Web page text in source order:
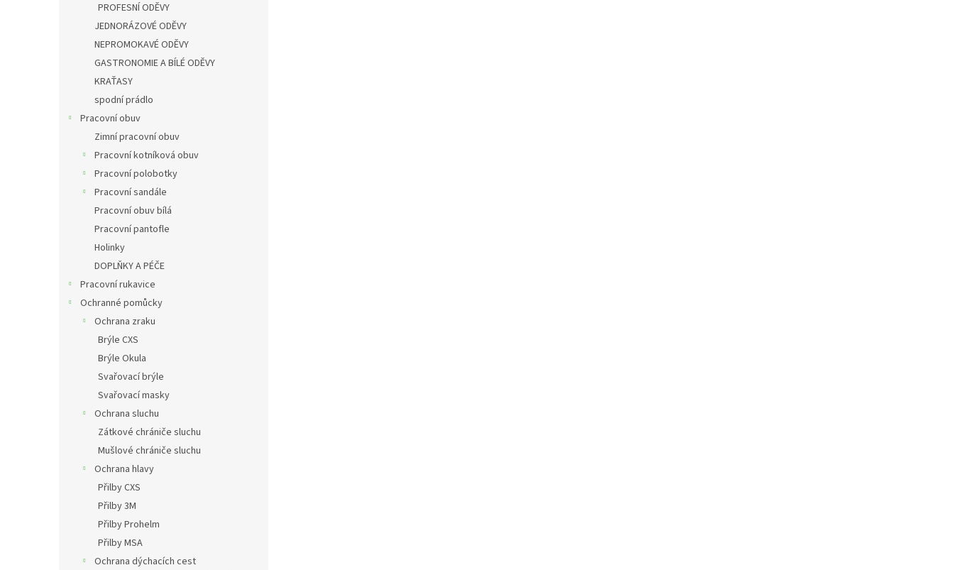
PROFESNÍ ODĚVY
JEDNORÁZOVÉ ODĚVY
NEPROMOKAVÉ ODĚVY
GASTRONOMIE A BÍLÉ ODĚVY
KRAŤASY
spodní prádlo
Pracovní obuv
Zimní pracovní obuv
Pracovní kotníková obuv
Pracovní polobotky
Pracovní sandále
Pracovní obuv bílá
Pracovní pantofle
Holinky
DOPLŇKY A PÉČE
Pracovní rukavice
Ochranné pomůcky
Ochrana zraku
Brýle CXS
Brýle Okula
Svařovací brýle
Svařovací masky
Ochrana sluchu
Zátkové chrániče sluchu
Mušlové chrániče sluchu
Ochrana hlavy
Přilby CXS
Přilby 3M
Přilby Prohelm
Přilby MSA
Ochrana dýchacích cest